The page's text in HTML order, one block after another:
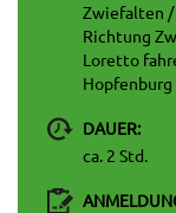
Zwiefalten /
Richtung
Loretto
Hopfenburg
DAUER:
ca. 2 Std.